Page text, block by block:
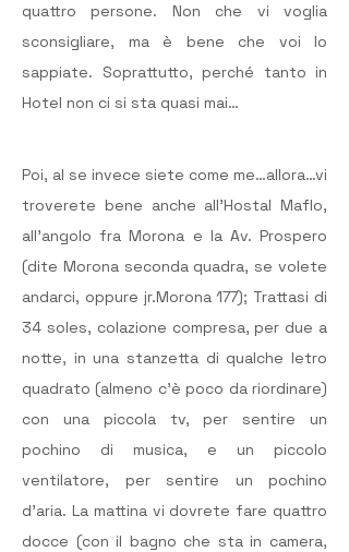
quattro persone. Non che vi voglia
sconsigliare, ma è bene che voi lo
sappiate. Soprattutto, perché tanto in
Hotel non ci si sta quasi mai…
Poi, al se invece siete come me…allora…vi
troverete bene anche all’Hostal Maflo,
all’angolo fra Morona e la Av. Prospero
(dite Morona seconda quadra, se volete
andarci, oppure jr.Morona 177); Trattasi di
34 soles, colazione compresa, per due a
notte, in una stanzetta di qualche letro
quadrato (almeno c’è poco da riordinare)
con una piccola tv, per sentire un
pochino di musica, e un piccolo
ventilatore, per sentire un pochino
d’aria. La mattina vi dovrete fare quattro
docce (con il bagno che sta in camera,